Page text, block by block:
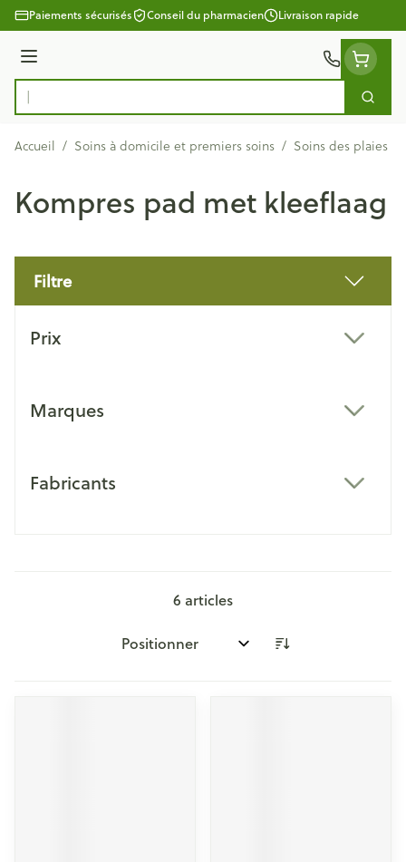
Aller au contenu
Paiements sécurisés Conseil du pharmacien Livraison rapide
Menu
Rechercher
Accueil / Soins à domicile et premiers soins / Soins des plaies
Kompres pad met kleeflaag
Filtre
Prix
Marques
Fabricants
6 articles
Trier par: